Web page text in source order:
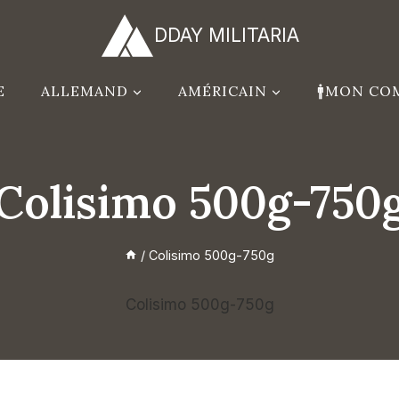
DDAY MILITARIA
ALLEMAND AMÉRICAIN 🚹MON
500g-
/ Colisimo 500g-750g
Colisimo 500g-750g